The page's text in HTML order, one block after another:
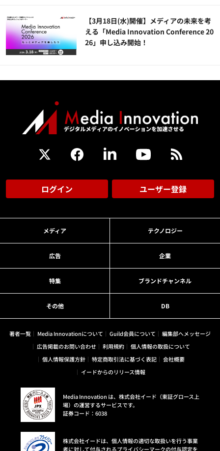
【3月18日(水)開催】メディアの未来を考
える「Media Innovation Conference 20
26」申し込み開始！
ログイン ユーザー登録
メディア テクノロジー
広告 企業
特集 ブランドチャンネル
その他 DB
著者一覧 Media Innovationについて Guild会員について
編集部へメッセージ
広告掲載のお問い合わせ
利用規約
個人情報の取扱について
個人情報保護方針
特定商取引法に基づく表記
会社概要
イードからのリリース情報
Media Innovation は、株式会社イード（東証グロース上
場）の運営するサービスです。
証券コード：6038
株式会社イードは、個人情報の適切な取扱いを行う事業
者に対して付与されるプライバシーマークの付与認定を